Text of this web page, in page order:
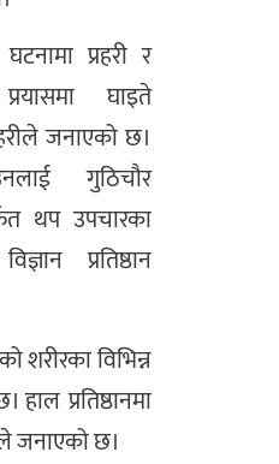
प्रहरी र
घाइते
जनाएको छ।
गुठिचौर
थप उपचारका
प्रतिष्ठान
विभिन्न
प्रतिष्ठानमा
जनाएको छ।